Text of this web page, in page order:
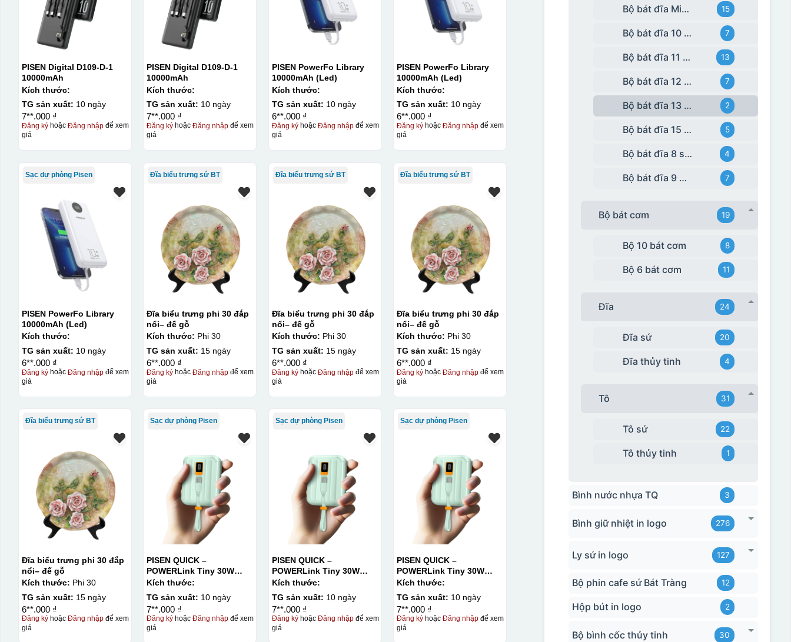
đây là kiểu hộp quay xách lót lụa chỉ khác là thêm quai thêm tiền
Hộp xi lót lụa
Hộp xi ấm chén
PISEN Digital D109-D-1
10000mAh
Kích thước:
TG sản xuất: 10 ngày
7**.000 ₫
Đăng kýhoặc Đăng nhậpđể xem
giá
PISEN Digital D109-D-1
10000mAh
Kích thước:
TG sản xuất: 10 ngày
7**.000 ₫
Đăng ký hoặcĐăng nhập để xem
giá
PISEN PowerFo Library
10000mAh (Led)
Kích thước:
TG sản xuất: 10 ngày
6**.000 ₫
Đăng kýhoặc Đăng nhậpđể xem
giá
PISEN PowerFo Library
10000mAh (Led)
Kích thước:
TG sản xuất: 10 ngày
6**.000 ₫
Đăng ký hoặcĐăng nhập để xem
giá
Sạc dự phòng Pisen
PISEN PowerFo Library
10000mAh (Led)
Kích thước:
TG sản xuất: 10 ngày
6**.000 ₫
Đăng kýhoặc Đăng nhậpđể xem
giá
Đĩa biểu trưng sứ BT
Đĩa biểu trưng phi 30 đắp
nổi– đế gỗ
Kích thước: Phi 30
TG sản xuất: 15 ngày
6**.000 ₫
Đăng ký hoặcĐăng nhập để xem
giá
Đĩa biểu trưng sứ BT
Đĩa biểu trưng phi 30 đắp
nổi– đế gỗ
Kích thước: Phi 30
TG sản xuất: 15 ngày
6**.000 ₫
Đăng kýhoặc Đăng nhậpđể xem
giá
Đĩa biểu trưng sứ BT
Đĩa biểu trưng phi 30 đắp
nổi– đế gỗ
Kích thước: Phi 30
TG sản xuất: 15 ngày
6**.000 ₫
Đăng ký hoặcĐăng nhập để xem
giá
Đĩa biểu trưng sứ BT
Đĩa biểu trưng phi 30 đắp
nổi– đế gỗ
Kích thước: Phi 30
TG sản xuất: 15 ngày
6**.000 ₫
Đăng kýhoặc Đăng nhậpđể xem
giá
Sạc dự phòng Pisen
PISEN QUICK –
POWERLink Tiny 30W
10000mAh
Kích thước:
TG sản xuất: 10 ngày
7**.000 ₫
Đăng ký hoặcĐăng nhập để xem
giá
Sạc dự phòng Pisen
PISEN QUICK –
POWERLink Tiny 30W
10000mAh
Kích thước:
TG sản xuất: 10 ngày
7**.000 ₫
Đăng kýhoặc Đăng nhậpđể xem
giá
Sạc dự phòng Pisen
PISEN QUICK –
POWERLink Tiny 30W
10000mAh
Kích thước:
TG sản xuất: 10 ngày
7**.000 ₫
Đăng ký hoặcĐăng nhập để xem
giá
Bộ bát đĩa Minh Long 15
Bộ bát đĩa 10 món 7
Bộ bát đĩa 11 món 13
Bộ bát đĩa 12 món 7
Bộ bát đĩa 13 món 2
Bộ bát đĩa 15 món 5
Bộ bát đĩa 8 sản phẩm 4
Bộ bát đĩa 9 món 7
Bộ bát cơm 19
Bộ 10 bát cơm 8
Bộ 6 bát cơm 11
Đĩa 24
Đĩa sứ 20
Đĩa thủy tinh 4
Tô 31
Tô sứ 22
Tô thủy tinh 1
Bình nước nhựa TQ 3
Bình giữ nhiệt in logo 276
Ly sứ in logo 127
Bộ phin cafe sứ Bát Tràng 12
Hộp bút in logo 2
Bộ bình cốc thủy tinh 30